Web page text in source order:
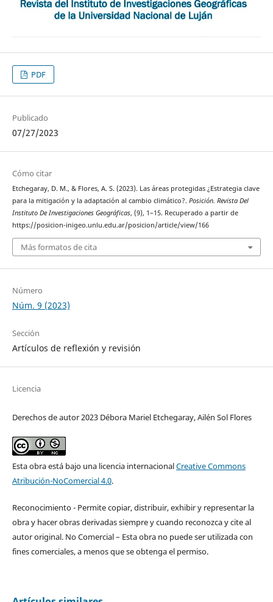
PDF
Publicado
07/27/2023
Cómo citar
Etchegaray, D. M., & Flores, A. S. (2023). Las áreas protegidas ¿Estrategia clave
para la mitigación y la adaptación al cambio climático?. Posición. Revista Del
Instituto De Investigaciones Geográficas, (9), 1–15. Recuperado a partir de
https://posicion-inigeo.unlu.edu.ar/posicion/article/view/166
Más formatos de cita
Número
Núm. 9 (2023)
Sección
Artículos de reflexión y revisión
Licencia
Derechos de autor 2023 Débora Mariel Etchegaray, Ailén Sol Flores
Esta obra está bajo una licencia internacionalCreative Commons
Atribución-NoComercial 4.0.
Reconocimiento - Permite copiar, distribuir, exhibir y representar la
obra y hacer obras derivadas siempre y cuando reconozca y cite al
autor original. No Comercial – Esta obra no puede ser utilizada con
fines comerciales, a menos que se obtenga el permiso.